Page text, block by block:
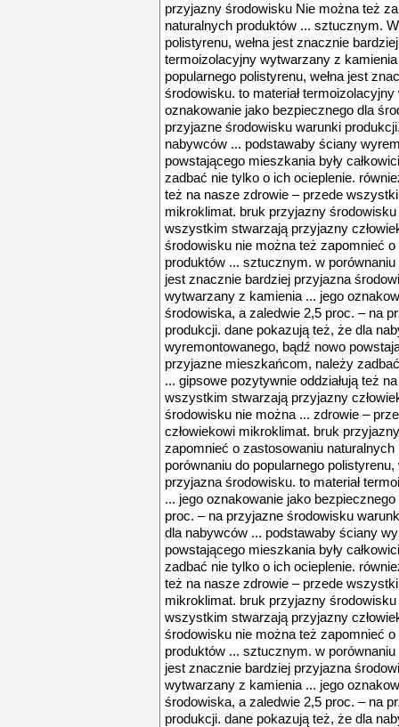
przyjazny środowisku Nie można też
naturalnych produktów ... sztucznym.
polistyrenu, wełna jest znacznie
termoizolacyjny wytwarzany z
popularnego polistyrenu, wełna jest
środowisku. to materiał
oznakowanie jako bezpiecznego dla
przyjazne środowisku warunki
nabywców ... podstawaby ściany
powstającego mieszkania były
zadbać nie tylko o ich ocieplenie.
też na nasze zdrowie – przede
mikroklimat. bruk przyjazny
wszystkim stwarzają przyjazny
środowisku nie można też zapomnieć
produktów ... sztucznym. w porównaniu
jest znacznie bardziej przyjazna
wytwarzany z kamienia ... jego
środowiska, a zaledwie 2,5 proc. – na
produkcji. dane pokazują też, że dla
wyremontowanego, bądź nowo
przyjazne mieszkańcom, należy
... gipsowe pozytywnie oddziałują też
wszystkim stwarzają przyjazny
środowisku nie można ... zdrowie –
człowiekowi mikroklimat. bruk
zapomnieć o zastosowaniu
porównaniu do popularnego
przyjazna środowisku. to materiał
... jego oznakowanie jako
proc. – na przyjazne środowisku
dla nabywców ... podstawaby ściany
powstającego mieszkania były
zadbać nie tylko o ich ocieplenie.
też na nasze zdrowie – przede
mikroklimat. bruk przyjazny
wszystkim stwarzają przyjazny
środowisku nie można też zapomnieć
produktów ... sztucznym. w porównaniu
jest znacznie bardziej przyjazna
wytwarzany z kamienia ... jego
środowiska, a zaledwie 2,5 proc. – na
produkcji. dane pokazują też, że dla